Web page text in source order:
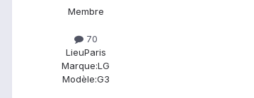
Membre
70
LieuParis
Marque:LG
Modèle:G3